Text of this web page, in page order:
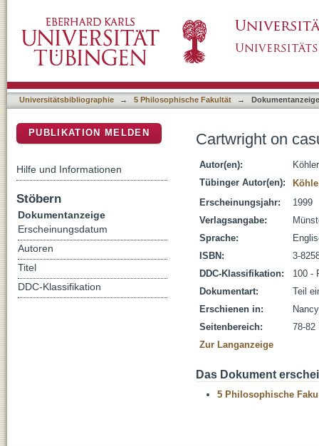
Universitätsbibliographie → 5 Philosophische Fakultät → Dokumentanzeige
Cartwright on
Autor(en):
Tübinger Autor(en):
Erscheinungsjahr:
1999
Verlagsangabe:
Sprache:
ISBN:
3-
DDC-Klassifikation:
100 -
Dokumentart:
Teil
Erschienen in:
Seitenbereich:
78-82
Zur Langanzeige
Das Dokument
5 Philosophische
PUBLIKATION MELDEN
Hilfe und Informationen
Stöbern
Dokumentanzeige
Erscheinungsdatum
Autoren
Titel
DDC-Klassifikation